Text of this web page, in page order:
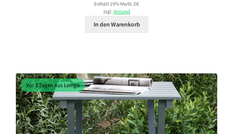
Enthält 19% MwSt. DE
zzgl.Versand
In den Warenkorb
Vor 3 Tagen aus Lemgo